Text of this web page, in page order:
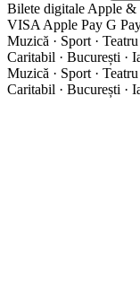
Bilete digitale Apple &
VISA Apple Pay G
Muzică · Sport ·
Caritabil · București ·
Muzică · Sport ·
Caritabil · București ·